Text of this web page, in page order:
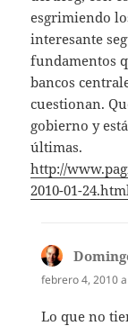
esgrimiendo
interesante
fundamentos
bancos
cuestionan.
gobierno y
últimas.
http://
2010-01-24.html
febrero 4, 2010
Lo que no